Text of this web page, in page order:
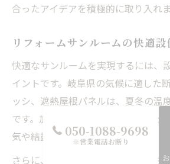
合ったアイデアを積極的に取り入れま
リフォームサンルームの快適
快適なサンルームを実現するには、
イントです。岐阜県の気候に適した
ッシ、遮熱屋根パネルは、夏冬の温
です。加えて、換気扇や開閉式窓を
気や結露のリスクを軽減できます。
さらに、照明やコンセントの配置も
050-1088-9698
※営業電話お断り